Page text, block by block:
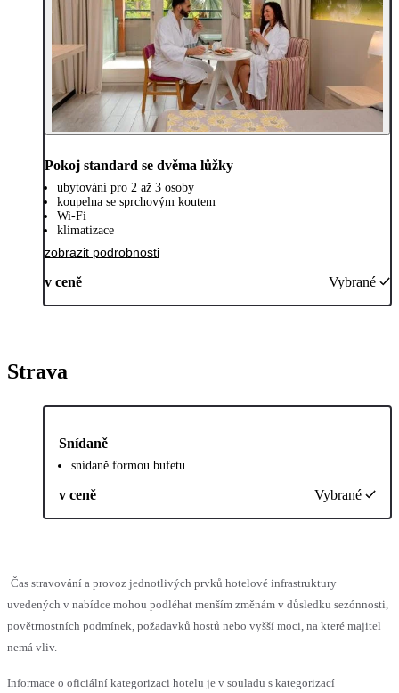
Pokoj standard se dvěma lůžky
ubytování pro 2 až 3 osoby
koupelna se sprchovým koutem
Wi-Fi
klimatizace
zobrazit podrobnosti
v ceně Vybrané
Strava
Snídaně
snídaně formou bufetu
v ceně Vybrané
Čas stravování a provoz jednotlivých prvků hotelové infrastruktury
uvedených v nabídce mohou podléhat menším změnám v důsledku sezónnosti,
povětrnostních podmínek, požadavků hostů nebo vyšší moci, na které majitel
nemá vliv.
Informace o oficiální kategorizaci hotelu je v souladu s kategorizací